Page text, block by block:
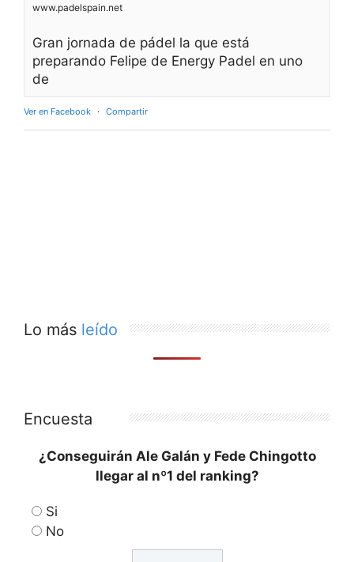
www.padelspain.net
Gran jornada de pádel la que está
preparando Felipe de Energy Padel en uno
de
Ver en Facebook · Compartir
Lo más leído
Encuesta
¿Conseguirán Ale Galán y Fede Chingotto
llegar al nº1 del ranking?
Si
No